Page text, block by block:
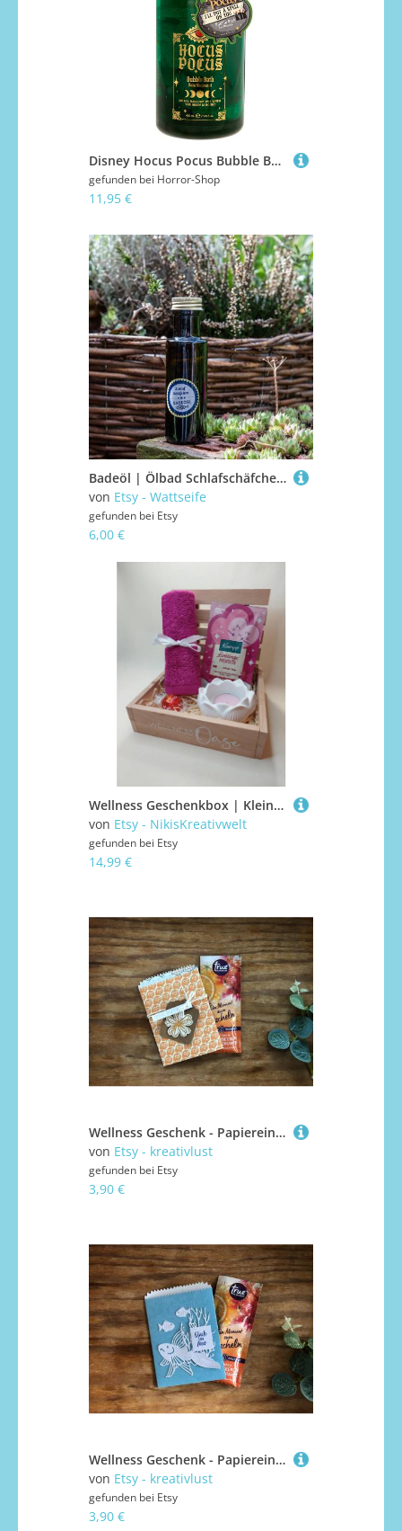
Disney Hocus Pocus Bubble Badezusatz
gefunden bei Horror-Shop
11,95 €
Badeöl | Ölbad Schlafschäfchen Badezusatz Hautpflege Cremig Sanft Zart Trocknet Die Haut Nicht Aus 100Ml [402]
von Etsy - Wattseife
gefunden bei Etsy
6,00 €
Wellness Geschenkbox | Kleine Auszeit Badezusatz & Kerze Geschenkidee Entspannung Spa Geschenk Valentinstag
von Etsy - NikisKreativwelt
gefunden bei Etsy
14,99 €
Wellness Geschenk - Papiereinstecktasche Mit Badezusatz, Kleine Aufmerksamkeit, Mitbringsel
von Etsy - kreativlust
gefunden bei Etsy
3,90 €
Wellness Geschenk - Papiereinstecktasche Mit Badezusatz, Kleine Aufmerksamkeit, Mitbringsel
von Etsy - kreativlust
gefunden bei Etsy
3,90 €